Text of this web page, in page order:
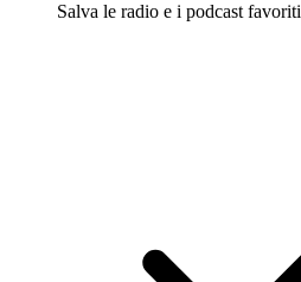
Salva le radio e i podcast favoriti